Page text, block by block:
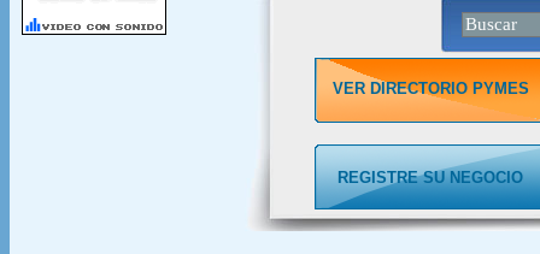
VER DIRECTORIO PYMES
REGISTRE SU NEGOCIO